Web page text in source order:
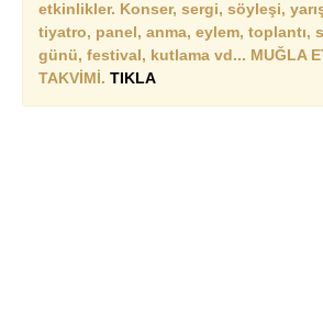
etkinlikler. Konser, sergi, söyleşi,
tiyatro, panel, anma, eylem, toplantı,
günü, festival, kutlama vd... MUĞLA
TAKVİMİ. TIKLA